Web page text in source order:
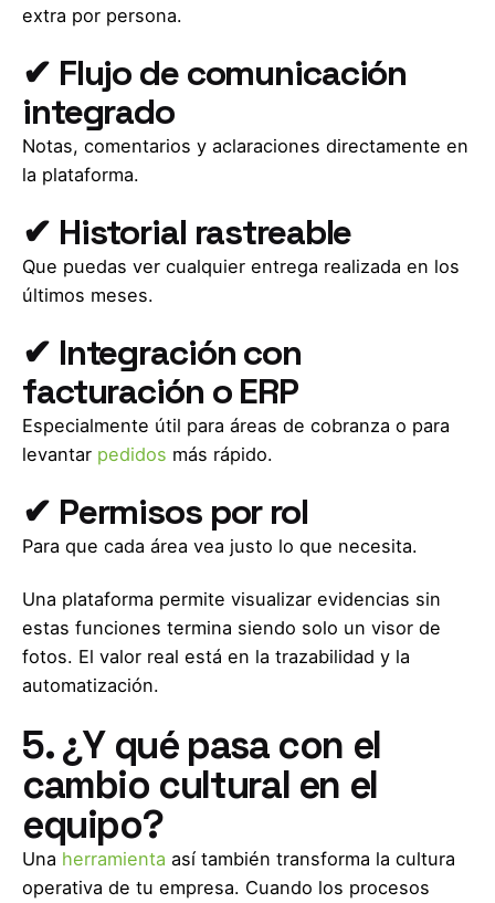
extra por persona.
✔ Flujo de comunicación
integrado
Notas, comentarios y aclaraciones directamente en
la plataforma.
✔ Historial rastreable
Que puedas ver cualquier entrega realizada en los
últimos meses.
✔ Integración con
facturación o ERP
Especialmente útil para áreas de cobranza o para
levantar pedidos más rápido.
✔ Permisos por rol
Para que cada área vea justo lo que necesita.
Una plataforma permite visualizar evidencias sin
estas funciones termina siendo solo un visor de
fotos. El valor real está en la trazabilidad y la
automatización.
5. ¿Y qué pasa con el
cambio cultural en el
equipo?
Una herramienta así también transforma la cultura
operativa de tu empresa. Cuando los procesos